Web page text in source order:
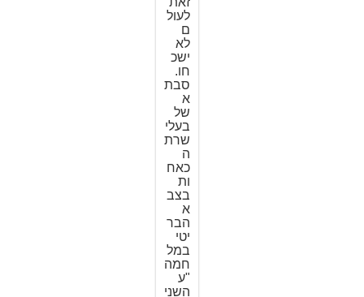
לעול
ם
לא
ישכ
חו.
סבת
א
של
בעלי
שרת
ה
כאח
ות
בצב
א
הבר
יטי
במל
חמה
"ע
השני